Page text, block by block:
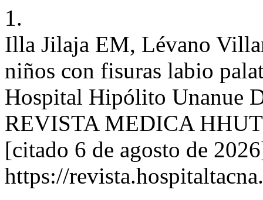
1.
Illa Jilaja EM, Lévano
niños con fisuras labio
Hospital Hipólito Unanue
REVISTA MEDICA
[citado 6 de agosto de
https://